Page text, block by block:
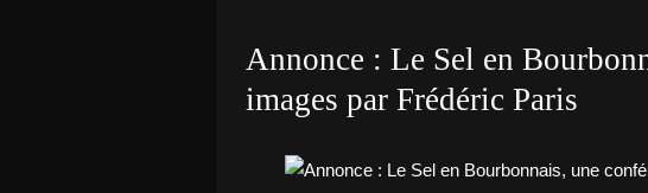
Annonce : Le Sel en
images par Frédéric Paris